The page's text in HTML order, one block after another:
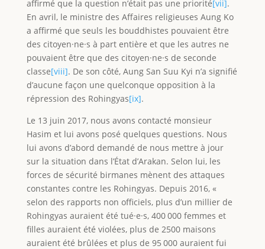
affirmé que la question n’était pas une priorité[vii].
En avril, le ministre des Affaires religieuses Aung Ko
a affirmé que seuls les bouddhistes pouvaient être
des citoyen·ne·s à part entière et que les autres ne
pouvaient être que des citoyen·ne·s de seconde
classe[viii]. De son côté, Aung San Suu Kyi n’a signifié
d’aucune façon une quelconque opposition à la
répression des Rohingyas[ix].
Le 13 juin 2017, nous avons contacté monsieur
Hasim et lui avons posé quelques questions. Nous
lui avons d’abord demandé de nous mettre à jour
sur la situation dans l’État d’Arakan. Selon lui, les
forces de sécurité birmanes mènent des attaques
constantes contre les Rohingyas. Depuis 2016, «
selon des rapports non officiels, plus d’un millier de
Rohingyas auraient été tué·e·s, 400 000 femmes et
filles auraient été violées, plus de 2500 maisons
auraient été brûlées et plus de 95 000 auraient fui